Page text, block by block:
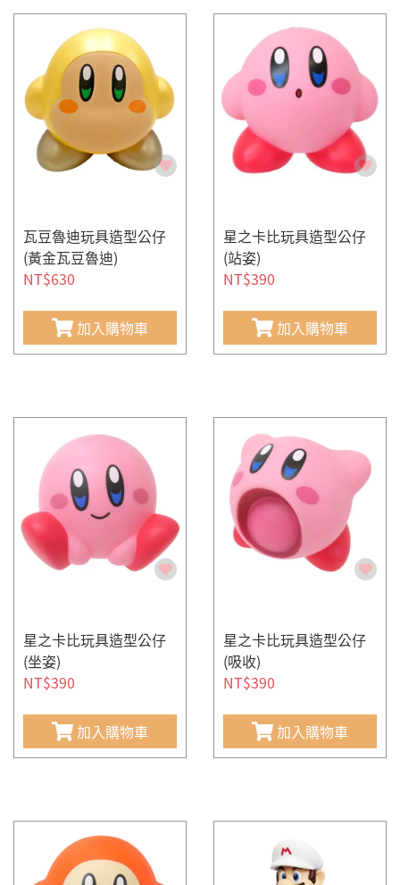
瓦豆魯迪玩具造型公仔
(黃金瓦豆魯迪)
NT$630
加入購物車
星之卡比玩具造型公仔
(站姿)
NT$390
加入購物車
星之卡比玩具造型公仔
(坐姿)
NT$390
加入購物車
星之卡比玩具造型公仔
(吸收)
NT$390
加入購物車